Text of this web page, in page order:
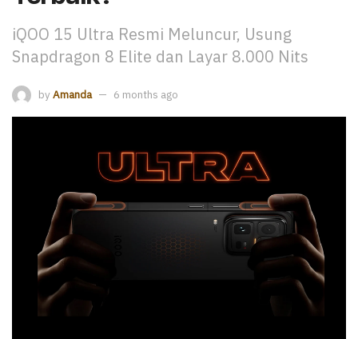
iQOO 15 Ultra Resmi Meluncur, Usung
Snapdragon 8 Elite dan Layar 8.000 Nits
by Amanda 6 months ago